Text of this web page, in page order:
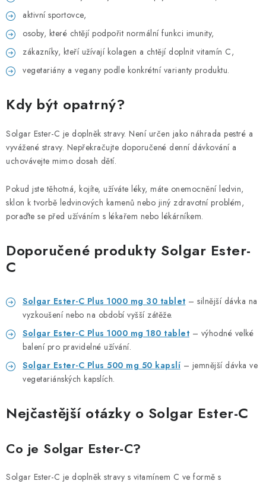
aktivní sportovce,
osoby, které chtějí podpořit normální funkci imunity,
zákazníky, kteří užívají kolagen a chtějí doplnit vitamín C,
vegetariány a vegany podle konkrétní varianty produktu.
Kdy být opatrný?
Solgar Ester-C je doplněk stravy. Není určen jako náhrada pestré a
vyvážené stravy. Nepřekračujte doporučené denní dávkování a
uchovávejte mimo dosah dětí.
Pokud jste těhotná, kojíte, užíváte léky, máte onemocnění ledvin,
sklon k tvorbě ledvinových kamenů nebo jiný zdravotní problém,
poraďte se před užíváním s lékařem nebo lékárníkem.
Doporučené produkty Solgar Ester-
C
Solgar Ester-C Plus 1000 mg 30 tablet – silnější dávka na
vyzkoušení nebo na období vyšší zátěže.
Solgar Ester-C Plus 1000 mg 180 tablet – výhodné velké
balení pro pravidelné užívání.
Solgar Ester-C Plus 500 mg 50 kapslí – jemnější dávka ve
vegetariánských kapslích.
Nejčastější otázky o Solgar Ester-C
Co je Solgar Ester-C?
Solgar Ester-C je doplněk stravy s vitamínem C ve formě s